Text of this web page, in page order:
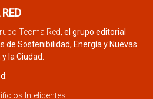
Tecma Red, el grupo editorial
de Sostenibilidad, Energía y Nuevas
la Ciudad.
Inteligentes